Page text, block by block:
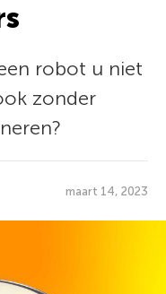
robot u niet
zonder
maart 14, 2023